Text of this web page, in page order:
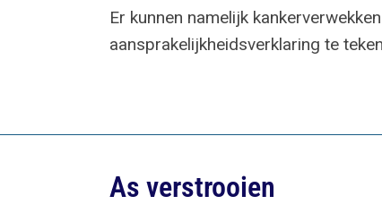
Er kunnen namelijk
aansprakelijkheidsverklaring te
As verstrooien